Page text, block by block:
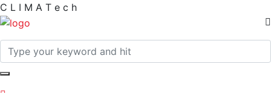
C L I M A T e c h